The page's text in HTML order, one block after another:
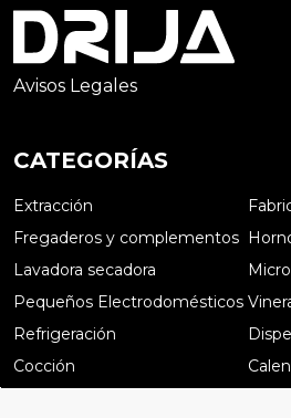
Avisos Legales
CATEGORÍAS
Extracción
Fregaderos y complementos
Lavadora secadora
Pequeños Electrodomésticos
Refrigeración
Cocción